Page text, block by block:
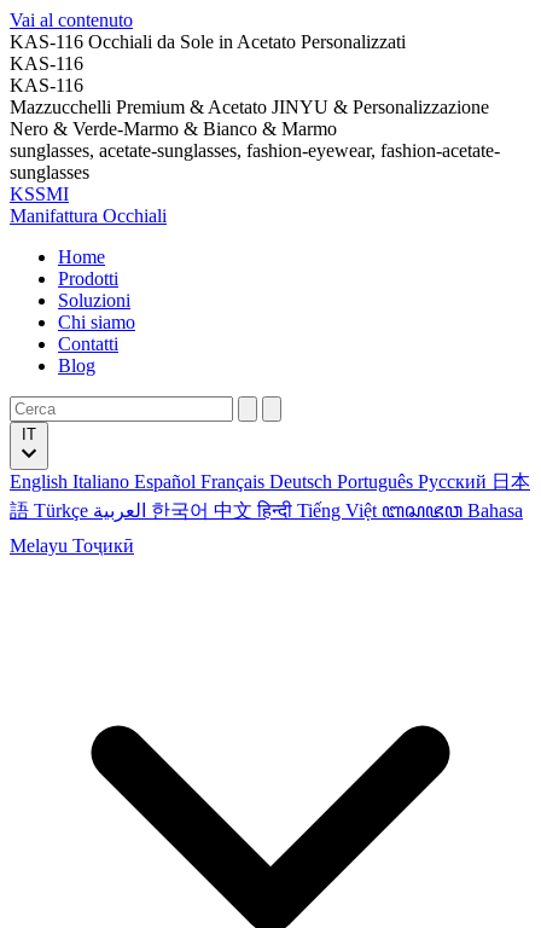
Vai al contenuto
KAS-116 Occhiali da Sole in Acetato Personalizzati
KAS-116
KAS-116
Mazzucchelli Premium & Acetato JINYU & Personalizzazione
Nero & Verde-Marmo & Bianco & Marmo
sunglasses, acetate-sunglasses, fashion-eyewear, fashion-acetate-
sunglasses
KSSMI
Manifattura Occhiali
Home
Prodotti
Soluzioni
Chi siamo
Contatti
Blog
English Italiano Español Français Deutsch Português Русский 日本
語 Türkçe 한국어 中文हिन्दी Tiếng Việt ꦧꦱꦗꦮ Bahasa
Melayu Тоҷикӣ